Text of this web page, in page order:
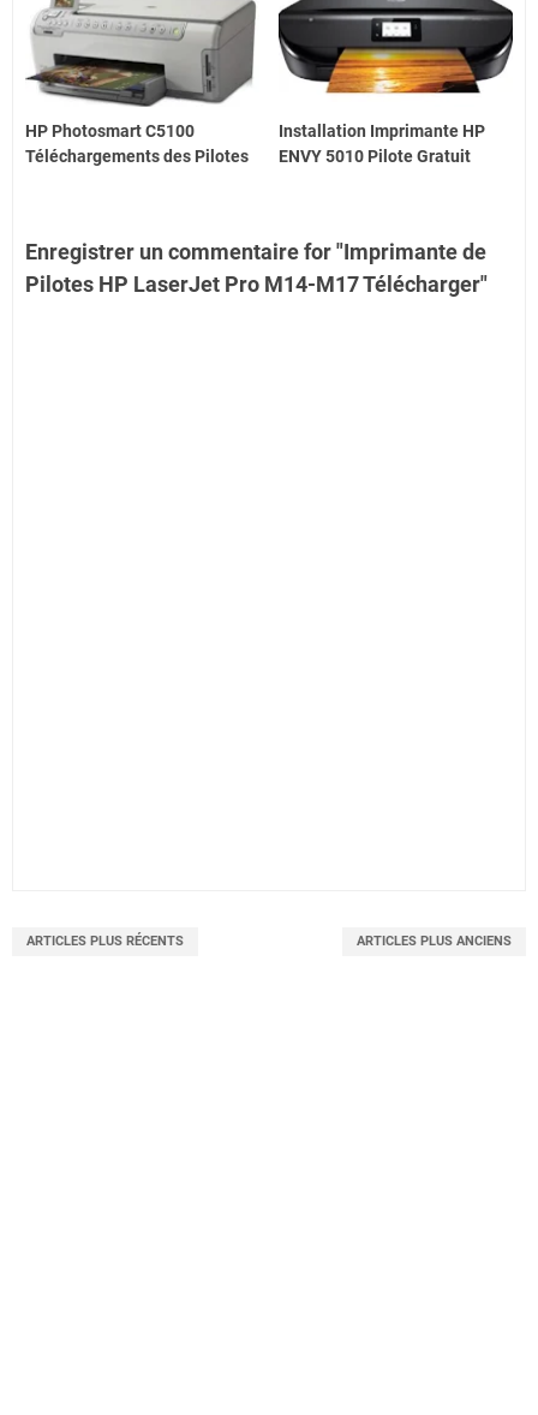
HP Photosmart C5100
Téléchargements des Pilotes
Installation Imprimante HP
ENVY 5010 Pilote Gratuit
Enregistrer un commentaire for "Imprimante de
Pilotes HP LaserJet Pro M14-M17 Télécharger"
ARTICLES PLUS RÉCENTS ARTICLES PLUS ANCIENS